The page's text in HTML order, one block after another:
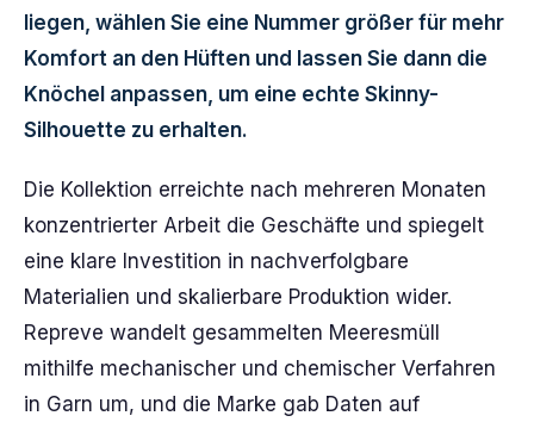
liegen, wählen Sie eine Nummer größer für mehr
Komfort an den Hüften und lassen Sie dann die
Knöchel anpassen, um eine echte Skinny-
Silhouette zu erhalten.
Die Kollektion erreichte nach mehreren Monaten
konzentrierter Arbeit die Geschäfte und spiegelt
eine klare Investition in nachverfolgbare
Materialien und skalierbare Produktion wider.
Repreve wandelt gesammelten Meeresmüll
mithilfe mechanischer und chemischer Verfahren
in Garn um, und die Marke gab Daten auf